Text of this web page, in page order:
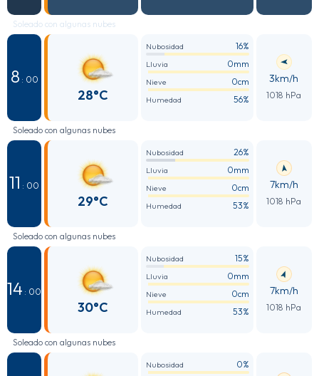
Soleado con algunas nubes
8 : 00
28°C
Nubosidad 16%
Lluvia 0mm
Nieve 0cm
Humedad 56%
3km/h
1018 hPa
Soleado con algunas nubes
11 : 00
29°C
Nubosidad 26%
Lluvia 0mm
Nieve 0cm
Humedad 53%
7km/h
1018 hPa
Soleado con algunas nubes
14 : 00
30°C
Nubosidad 15%
Lluvia 0mm
Nieve 0cm
Humedad 53%
7km/h
1018 hPa
Soleado con algunas nubes
Nubosidad 0%